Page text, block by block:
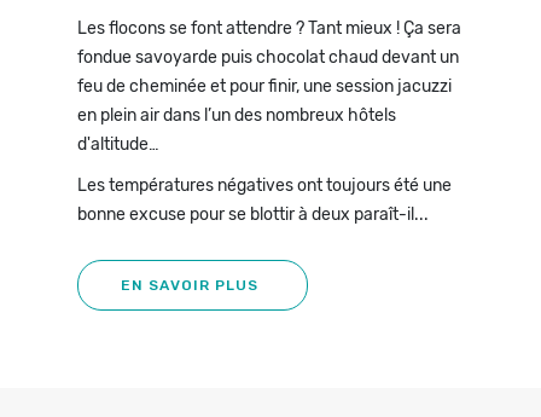
Les flocons se font attendre ? Tant mieux ! Ça sera
fondue savoyarde puis chocolat chaud devant un
feu de cheminée et pour finir, une session jacuzzi
en plein air dans l’un des nombreux hôtels
d'altitude…
Les températures négatives ont toujours été une
bonne excuse pour se blottir à deux paraît-il...
EN SAVOIR PLUS